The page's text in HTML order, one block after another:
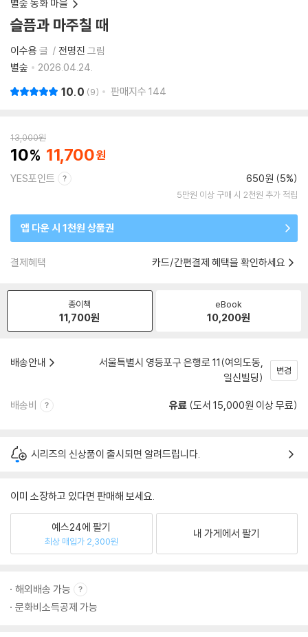
별숲 동화 마을
슬픔과 마주칠 때
이수용 글 전명진 그림
별숲
2026.04.24.
10.0 9 판매지수 144
13,000원
10 11,700
YES포인트 650원 (5%)
5만원 이상 구매 시 2천원 추가 적립
앱 다운 시 1천원 상품권
결제혜택 카드/간편결제 혜택을 확인하세요
종이책
11,700원
eBook
10,200원
배송안내
서울특별시 영등포구 은행로 11(여의도동,
일신빌딩)
변경
배송비 유료 (도서 15,000원 이상 무료)
시리즈의 신상품이 출시되면 알려드립니다.
이미 소장하고 있다면 판매해 보세요.
예스24에 팔기
최상 매입가 2,300원
내 가게에서 팔기
해외배송 가능
문화비소득공제 가능